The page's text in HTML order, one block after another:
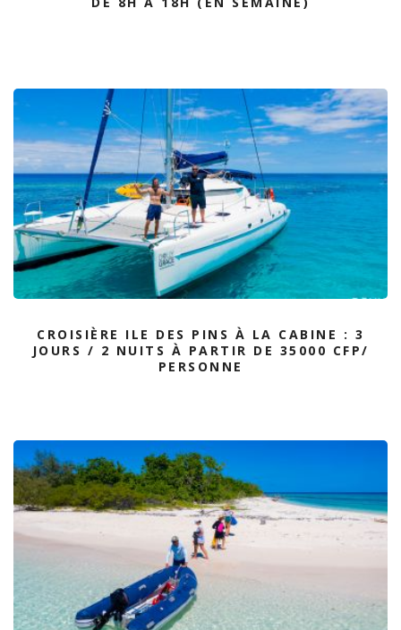
CROISIÈRE ILE DES PINS À LA CABINE : 3
JOURS / 2 NUITS À PARTIR DE 35000 CFP/
PERSONNE